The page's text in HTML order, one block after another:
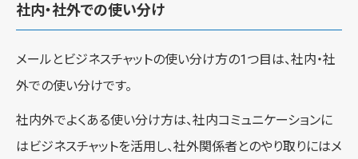
社内・社外での使い分け
メールとビジネスチャットの使い分け方の1つ目は、社内・社
外での使い分けです。
社内外でよくある使い分け方は、社内コミュニケーションに
はビジネスチャットを活用し、社外関係者とのやり取りにはメ